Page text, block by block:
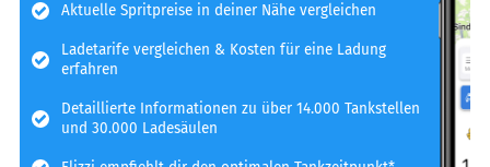
Aktuelle Spritpreise in deiner Nähe vergleichen
Ladetarife vergleichen & Kosten für eine Ladung
erfahren
Detaillierte Informationen zu über 14.000 Tankstellen
und 30.000 Ladesäulen